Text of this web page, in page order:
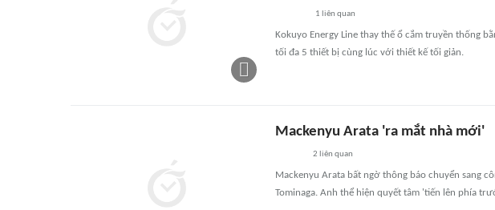
1 liên quan
Kokuyo Energy Line thay thế ổ cắm truyền thống
tối đa 5 thiết bị cùng lúc với thiết kế tối giản.
Mackenyu Arata 'ra mắt nhà mới'
2 liên quan
Mackenyu Arata bất ngờ thông báo chuyển sang
Tominaga. Anh thể hiện quyết tâm 'tiến lên phía